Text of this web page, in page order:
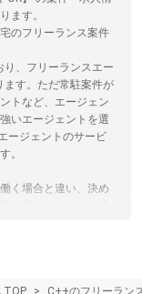
ます。
のフリーランス案件
、フリーランスエー
す。ただ常駐案件が
トなど、エージェン
いエージェントを選
ージェントのサービ
。
く場合と違い、決め